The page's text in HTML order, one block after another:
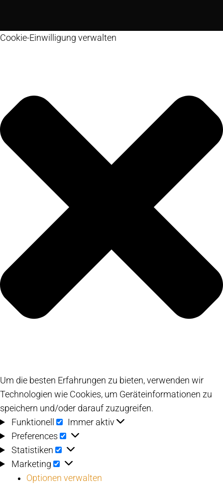
Cookie-Einwilligung verwalten
Um die besten Erfahrungen zu bieten, verwenden wir
Technologien wie Cookies, um Geräteinformationen zu
speichern und/oder darauf zuzugreifen.
Funktionell
Funktionell
Immer aktiv
Preferences
Preferences
Statistiken Statistiken
Marketing Marketing
Optionen verwalten